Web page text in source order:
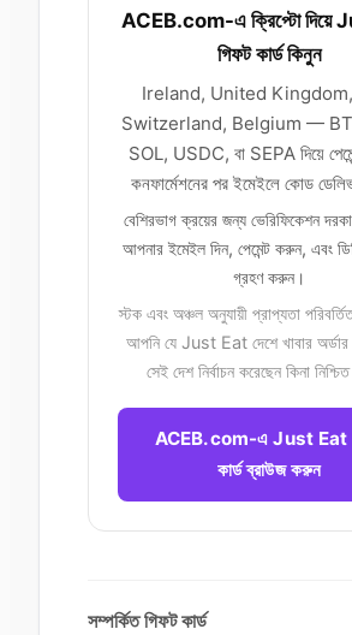
ACEB.com-এ ক্রিপ্টো দিয়ে
গিফট কার্ড কিনুন
Ireland, United
Switzerland, Belgium —
SOL, USDC, বা SEPA দিয়ে
কনফার্মেশনের পর ইমেইলে কোড
বেশিরভাগ ক্রয়ের জন্য ভেরিফিকেশন
আপনার ইমেইল দিন, পেমেন্ট করুন, এবং
গ্রহণ করুন।
স্টক এবং অঞ্চল অনুযায়ী প্রাপ্যতা
আপনি যে Just Eat দেশে খাবার অর্ডার
সেই দেশ নির্বাচন করেছেন কিনা
ACEB.com-এ Just Eat
কার্ড ব্রাউজ করুন
সম্পর্কিত গিফট কার্ড